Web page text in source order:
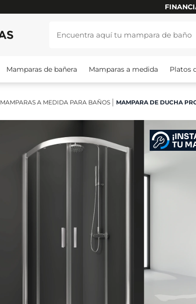
Mamparas de bañera Mamparas a medida Platos
MAMPARAS A MEDIDA PARA BAÑOS MAMPARA DE DUCHA
TU